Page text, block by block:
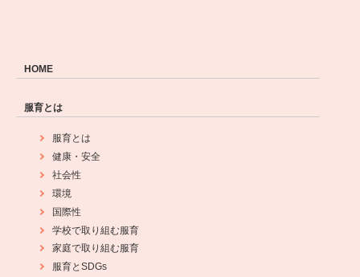
HOME
服育とは
服育とは
健康・安全
社会性
環境
国際性
学校で取り組む服育
家庭で取り組む服育
服育とSDGs